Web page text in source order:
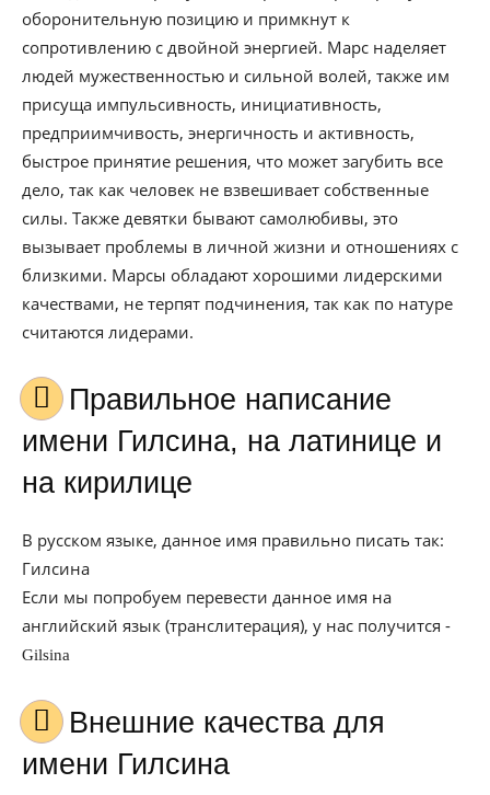
оборонительную позицию и примкнут к
сопротивлению с двойной энергией. Марс наделяет
людей мужественностью и сильной волей, также им
присуща импульсивность, инициативность,
предприимчивость, энергичность и активность,
быстрое принятие решения, что может загубить все
дело, так как человек не взвешивает собственные
силы. Также девятки бывают самолюбивы, это
вызывает проблемы в личной жизни и отношениях с
близкими. Марсы обладают хорошими лидерскими
качествами, не терпят подчинения, так как по натуре
считаются лидерами.
Правильное написание
имени Гилсина, на латинице и
на кирилице
В русском языке, данное имя правильно писать так:
Гилсина
Если мы попробуем перевести данное имя на
английский язык (транслитерация), у нас получится -
Gilsina
Внешние качества для
имени Гилсина